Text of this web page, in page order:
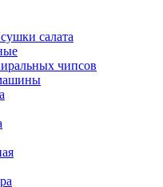
салата
чипсов